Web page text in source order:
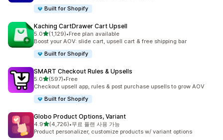
Built for Shopify
Kaching CartDrawer Cart Upsell
5.0별 5개 중
(1,129)
총 리뷰 1129개
•Free plan available
Boost your AOV: slide cart, upsell cart & free shipping bar
Built for Shopify
SMART Checkout Rules & Upsells
5.0별 5개 중
(597)
총 리뷰 597개
•Free
Checkout upsell app, rules & post purchase upsells to grow AOV
Built for Shopify
Globo Product Options, Variant
4.9별 5개 중
(4,726)
총 리뷰 4726개
•무료 플랜 사용 가능
Product personalizer, customize products w/ variant options